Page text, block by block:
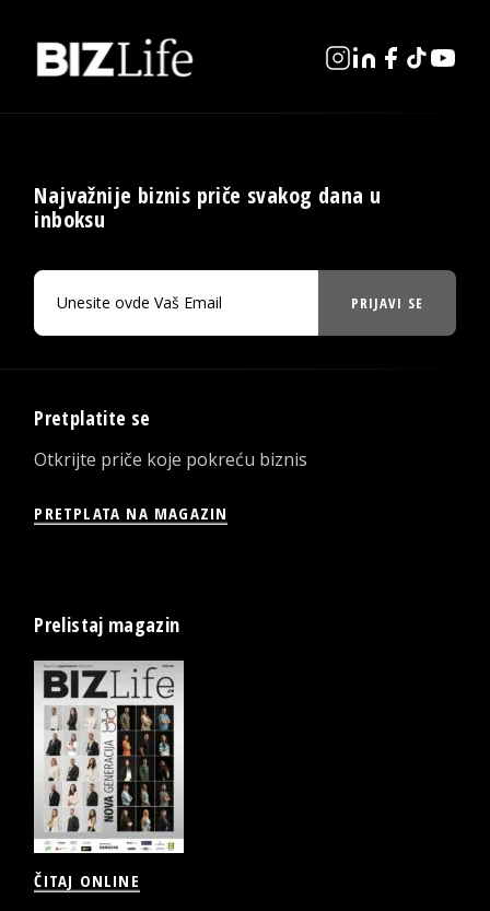
Najvažnije biznis priče svakog dana u
inboksu
PRIJAVI SE
Pretplatite se
Otkrijte priče koje pokreću biznis
PRETPLATA NA MAGAZIN
Prelistaj magazin
ČITAJ ONLINE